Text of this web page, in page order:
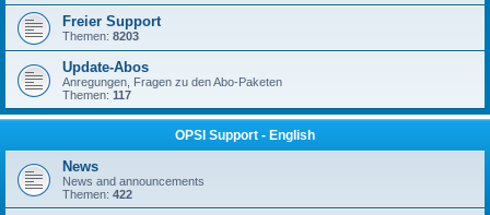
Freier Support
Themen: 8203
Update-Abos
Anregungen, Fragen zu den Abo-Paketen
Themen: 117
OPSI Support - English
News
News and announcements
Themen: 422